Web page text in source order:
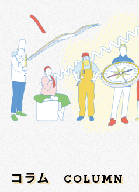
コラム COLUMN